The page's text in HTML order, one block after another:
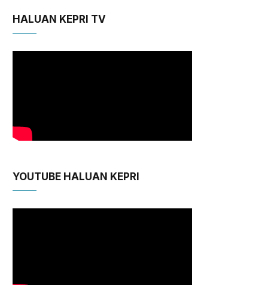
HALUAN KEPRI TV
YOUTUBE HALUAN KEPRI